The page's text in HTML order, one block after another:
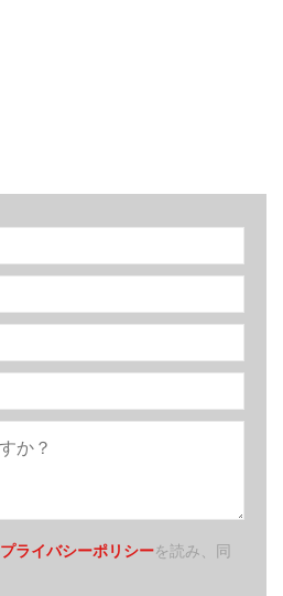
プライバシーポリシーを読み、同